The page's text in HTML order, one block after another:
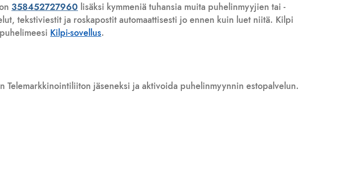
358452727960 lisäksi kymmeniä tuhansia muita puhelinmyyjien tai -
tekstiviestit ja roskapostit automaattisesti jo ennen kuin luet niitä. Kilpi
Kilpi-sovellus.
Telemarkkinointiliiton jäseneksi ja aktivoida puhelinmyynnin estopalvelun.